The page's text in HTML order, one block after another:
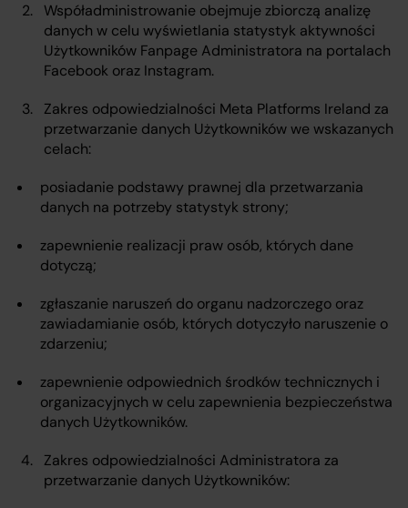
Współadministrowanie obejmuje zbiorczą analizę
danych w celu wyświetlania statystyk aktywności
Użytkowników Fanpage Administratora na portalach
Facebook oraz Instagram.
Zakres odpowiedzialności Meta Platforms Ireland za
przetwarzanie danych Użytkowników we wskazanych
celach:
posiadanie podstawy prawnej dla przetwarzania
danych na potrzeby statystyk strony;
zapewnienie realizacji praw osób, których dane
dotyczą;
zgłaszanie naruszeń do organu nadzorczego oraz
zawiadamianie osób, których dotyczyło naruszenie o
zdarzeniu;
zapewnienie odpowiednich środków technicznych i
organizacyjnych w celu zapewnienia bezpieczeństwa
danych Użytkowników.
Zakres odpowiedzialności Administratora za
przetwarzanie danych Użytkowników: